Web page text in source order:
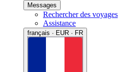
Messages
Rechercher des voyages
Assistance
français · EUR · FR